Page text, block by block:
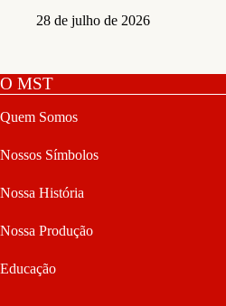
28 de julho de 2026
O MST
Quem Somos
Nossos Símbolos
Nossa História
Nossa Produção
Educação